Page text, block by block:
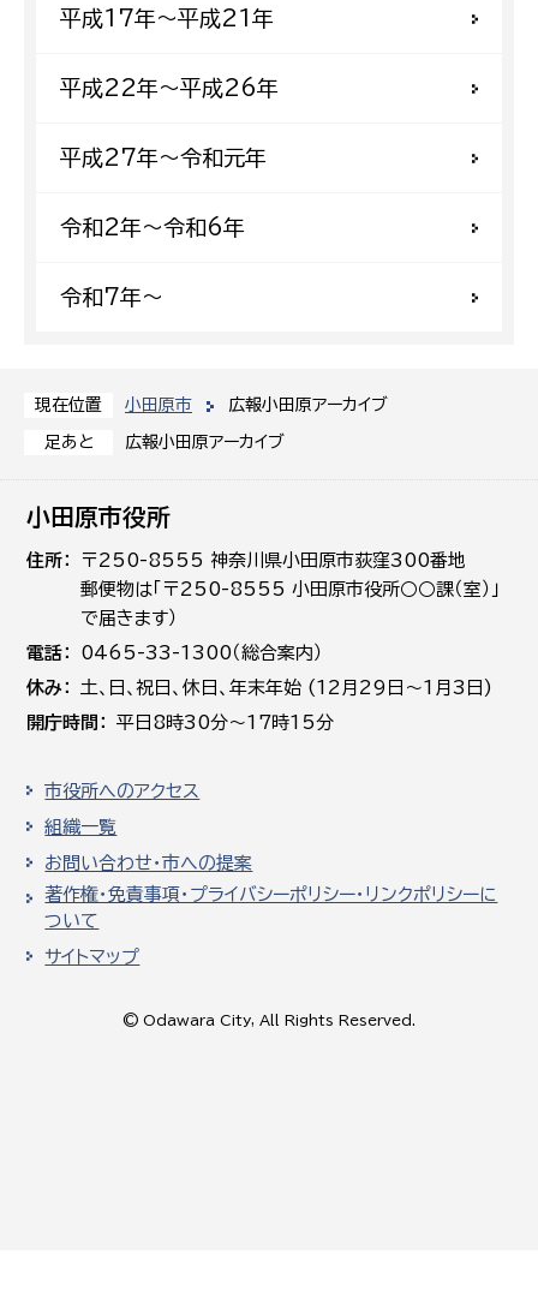
現在位置 小田原市 広報小田原アーカイブ
足あと 広報小田原アーカイブ
平成17年〜平成21年
平成22年〜平成26年
平成27年〜令和元年
令和2年〜令和6年
令和7年〜
小田原市役所
住所
〒250-8555 神奈川県小田原市荻窪300番地
郵便物は「〒250-8555 小田原市役所○○課（室）」
で届きます）
電話
0465-33-1300（総合案内）
休み
土､日､祝日、休日、年末年始 (12月29日～1月3日)
開庁時間
平日8時30分～17時15分
市役所へのアクセス
組織一覧
お問い合わせ・市への提案
著作権・免責事項・プライバシーポリシー・リンクポリシーに
ついて
サイトマップ
© Odawara City, All Rights Reserved.